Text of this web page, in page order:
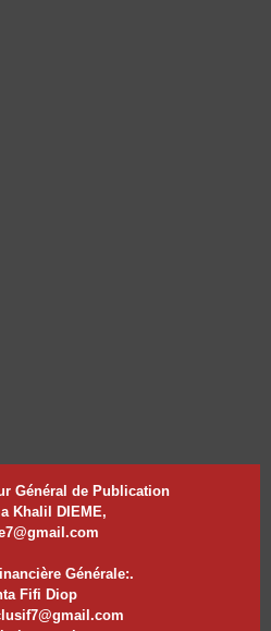
Général de Publication
Khalil DIEME,
Générale:.
Fifi Diop